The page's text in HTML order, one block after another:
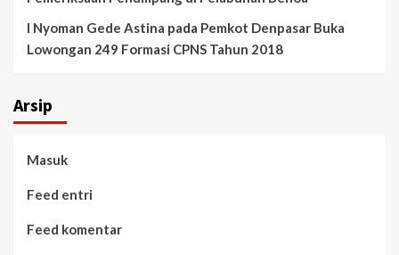
I Nyoman Gede Astina pada Pemkot Denpasar Buka
Lowongan 249 Formasi CPNS Tahun 2018
Arsip
Masuk
Feed entri
Feed komentar